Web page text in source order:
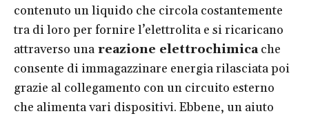
contenuto un liquido che circola costantemente
tra di loro per fornire l’elettrolita e si ricaricano
attraverso una reazione elettrochimicache
consente di immagazzinare energia rilasciata poi
grazie al collegamento con un circuito esterno
che alimenta vari dispositivi. Ebbene, un aiuto